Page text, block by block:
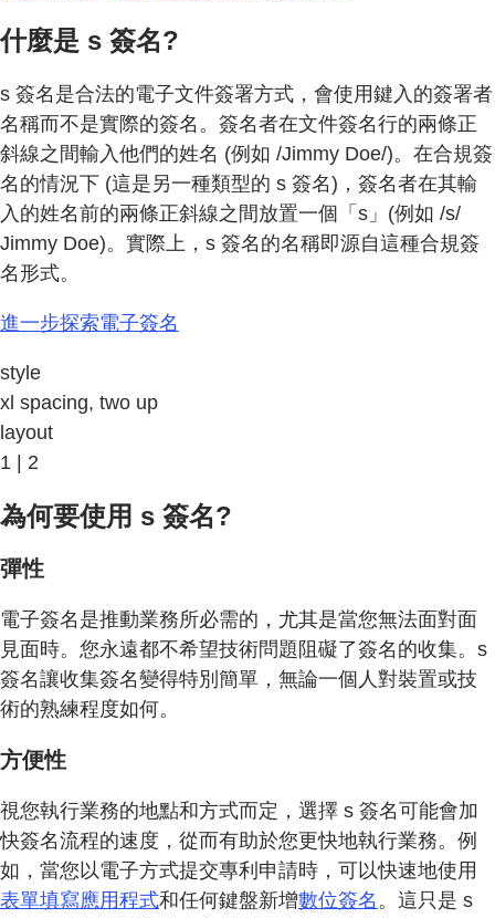
什麼是 s 簽名?
s 簽名是合法的電子文件簽署方式，會使用鍵入的簽署者
名稱而不是實際的簽名。簽名者在文件簽名行的兩條正
斜線之間輸入他們的姓名 (例如 /Jimmy Doe/)。在合規簽
名的情況下 (這是另一種類型的 s 簽名)，簽名者在其輸
入的姓名前的兩條正斜線之間放置一個「s」(例如 /s/
Jimmy Doe)。實際上，s 簽名的名稱即源自這種合規簽
名形式。
進一步探索電子簽名
style
xl spacing, two up
layout
1 | 2
為何要使用 s 簽名?
彈性
電子簽名是推動業務所必需的，尤其是當您無法面對面
見面時。您永遠都不希望技術問題阻礙了簽名的收集。s
簽名讓收集簽名變得特別簡單，無論一個人對裝置或技
術的熟練程度如何。
方便性
視您執行業務的地點和方式而定，選擇 s 簽名可能會加
快簽名流程的速度，從而有助於您更快地執行業務。例
如，當您以電子方式提交專利申請時，可以快速地使用
表單填寫應用程式和任何鍵盤新增數位簽名 。這只是 s